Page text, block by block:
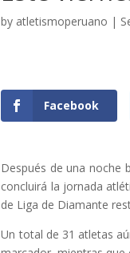
by atletismoperuano |
Facebook
Después de una noche
concluirá la jornada
de Liga de Diamante
Un total de 31 atletas